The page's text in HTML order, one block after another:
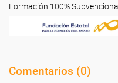
Formación 100%
Comentarios (0)